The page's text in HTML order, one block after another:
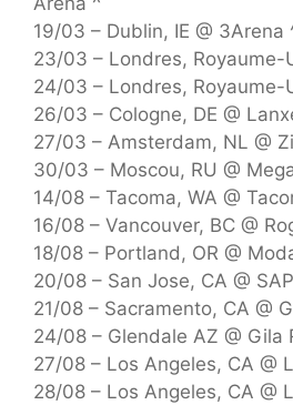
19/03 – Dublin, IE @ 3Arena
23/03 – Londres, Royaume-
24/03 – Londres, Royaume-
26/03 – Cologne, DE @
27/03 – Amsterdam, NL @
30/03 – Moscou, RU @
14/08 – Tacoma, WA @
16/08 – Vancouver, BC @
18/08 – Portland, OR @
20/08 – San Jose, CA @
21/08 – Sacramento, CA @
24/08 – Glendale AZ @ Gila
27/08 – Los Angeles, CA @
28/08 – Los Angeles, CA @